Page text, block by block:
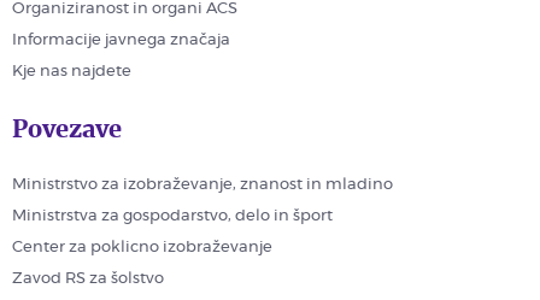
Organiziranost in organi ACS
Informacije javnega značaja
Kje nas najdete
Povezave
Ministrstvo za izobraževanje, znanost in mladino
Ministrstva za gospodarstvo, delo in šport
Center za poklicno izobraževanje
Zavod RS za šolstvo